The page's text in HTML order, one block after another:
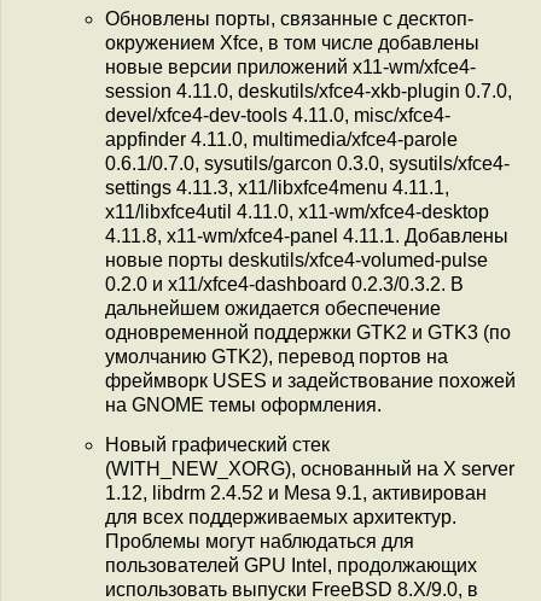
Обновлены порты, связанные с десктоп-
окружением Xfce, в том числе добавлены
новые версии приложений x11-wm/xfce4-
session 4.11.0, deskutils/xfce4-xkb-plugin 0.7.0,
devel/xfce4-dev-tools 4.11.0, misc/xfce4-
appfinder 4.11.0, multimedia/xfce4-parole
0.6.1/0.7.0, sysutils/garcon 0.3.0, sysutils/xfce4-
settings 4.11.3, x11/libxfce4menu 4.11.1,
x11/libxfce4util 4.11.0, x11-wm/xfce4-desktop
4.11.8, x11-wm/xfce4-panel 4.11.1. Добавлены
новые порты deskutils/xfce4-volumed-pulse
0.2.0 и x11/xfce4-dashboard 0.2.3/0.3.2. В
дальнейшем ожидается обеспечение
одновременной поддержки GTK2 и GTK3 (по
умолчанию GTK2), перевод портов на
фреймворк USES и задействование похожей
на GNOME темы оформления.
Новый графический стек
(WITH_NEW_XORG), основанный на X server
1.12, libdrm 2.4.52 и Mesa 9.1, активирован
для всех поддерживаемых архитектур.
Проблемы могут наблюдаться для
пользователей GPU Intel, продолжающих
использовать выпуски FreeBSD 8.X/9.0, в